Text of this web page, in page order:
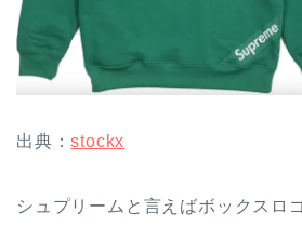
出典：stockx
シュプリームと言えばボックスロ